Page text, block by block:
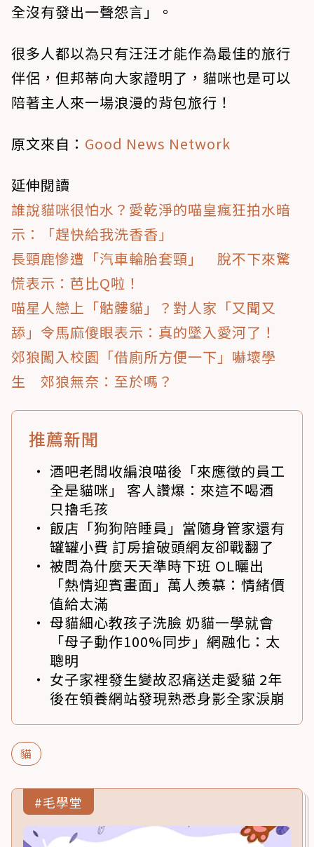
全沒有發出一聲怨言」。
很多人都以為只有汪汪才能作為最佳的旅行
伴侶，但邦蒂向大家證明了，貓咪也是可以
陪著主人來一場浪漫的背包旅行！
原文來自： Good News Network
延伸閱讀
誰說貓咪很怕水？愛乾淨的喵皇瘋狂拍水暗
示：「趕快給我洗香香」
長頸鹿慘遭「汽車輪胎套頸」 脫不下來驚
慌表示：芭比Q啦！
喵星人戀上「骷髏貓」？對人家「又聞又
舔」令馬麻傻眼表示：真的墜入愛河了！
郊狼闖入校園「借廁所方便一下」嚇壞學
生 郊狼無奈：至於嗎？
推薦新聞
酒吧老闆收編浪喵後「來應徵的員工
全是貓咪」 客人讚爆：來這不喝酒
只擼毛孩
飯店「狗狗陪睡員」當隨身管家還有
罐罐小費 訂房搶破頭網友卻戰翻了
被問為什麼天天準時下班 OL曬出
「熱情迎賓畫面」萬人羨慕：情緒價
值給太滿
母貓細心教孩子洗臉 奶貓一學就會
「母子動作100%同步」網融化：太
聰明
女子家裡發生變故忍痛送走愛貓 2年
後在領養網站發現熟悉身影全家淚崩
貓
#毛學堂